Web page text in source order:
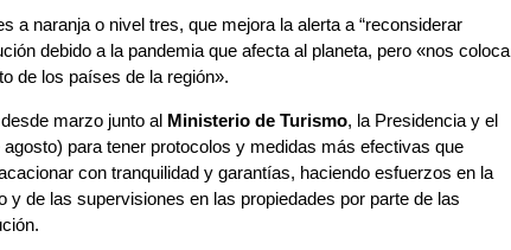
a naranja o nivel tres, que mejora la alerta a “reconsiderar
debido a la pandemia que afecta al planeta, pero «nos coloca
de los países de la región».
marzo junto al Ministerio de Turismo, la Presidencia y el
para tener protocolos y medidas más efectivas que
con tranquilidad y garantías, haciendo esfuerzos en la
y de las supervisiones en las propiedades por parte de las